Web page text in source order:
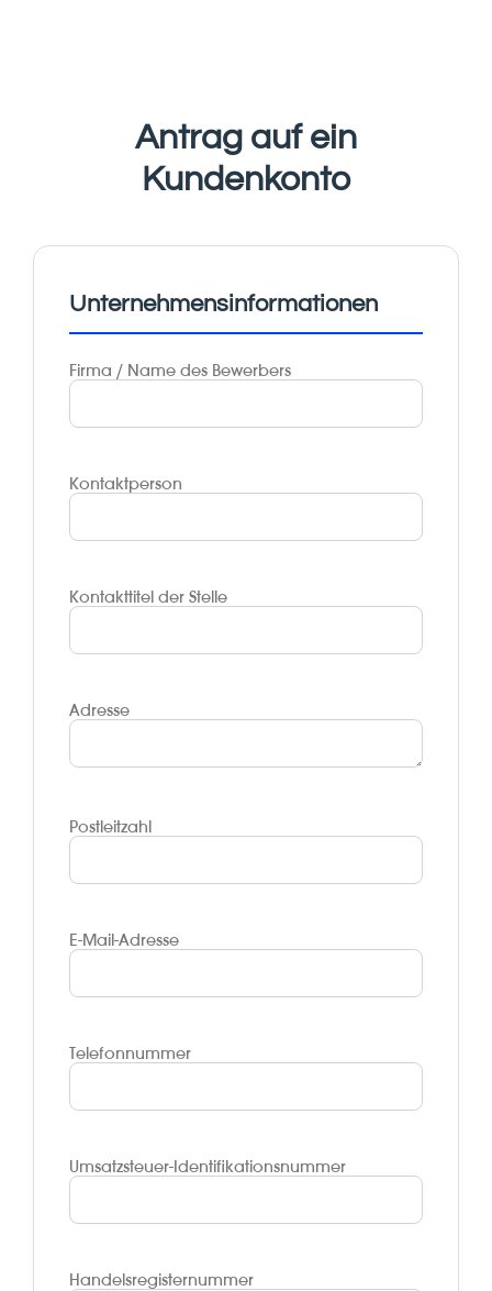
Antrag auf ein
Kundenkonto
Unternehmensinformationen
Firma / Name des Bewerbers
Kontaktperson
Kontakttitel der Stelle
Adresse
Postleitzahl
E-Mail-Adresse
Telefonnummer
Umsatzsteuer-Identifikationsnummer
Handelsregisternummer